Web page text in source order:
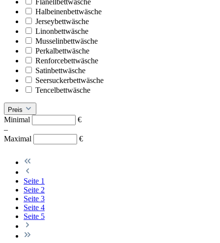
Halbeinenbettwäsche
Jerseybettwäsche
Linonbettwäsche
Musselinbettwäsche
Perkalbettwäsche
Renforcebettwäsche
Satinbettwäsche
Seersuckerbettwäsche
Tencelbettwäsche
Preis
Minimal
€
–
Maximal
€
Seite 1
Seite 2
Seite 3
Seite 4
Seite 5